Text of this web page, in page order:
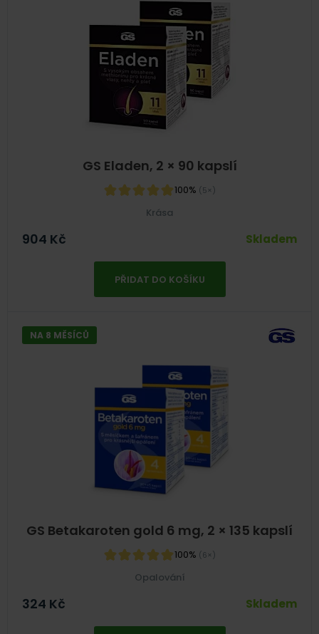
GS Eladen, 2 × 90 kapslí
100% (5×)
Krása
904 Kč Skladem
PŘIDAT DO KOŠÍKU
GS Betakaroten gold 6 mg, 2 × 135 kapslí
100% (6×)
NA 8 MĚSÍCŮ
Opalování
324 Kč Skladem